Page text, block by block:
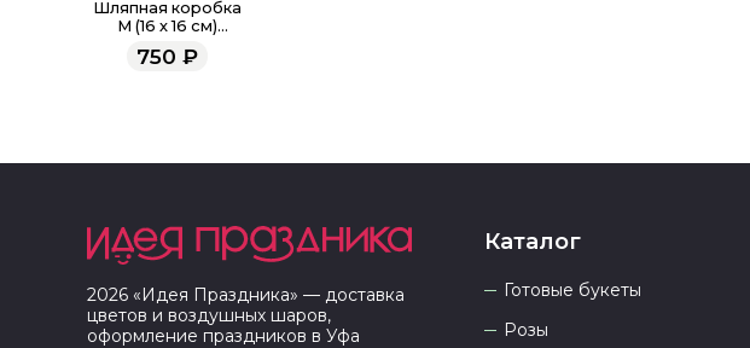
Шляпная коробка
M (16 х 16 см)
средняя,
салатовый
750 ₽
2026 «Идея Праздника» — доставка
цветов и воздушных шаров,
оформление праздников в Уфа
Каталог
Готовые букеты
Розы